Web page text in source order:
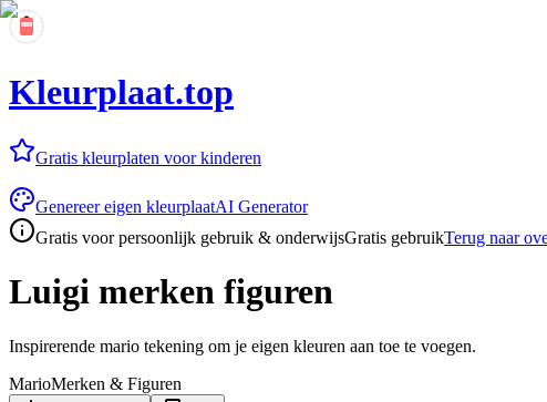
Kleurplaat.top
Gratis kleurplaten voor kinderen
Genereer eigen kleurplaatAI Generator
Gratis voor persoonlijk gebruik & onderwijsGratis gebruikTerug naar
Luigi merken figuren
Inspirerende mario tekening om je eigen kleuren aan toe te voegen.
MarioMerken & Figuren